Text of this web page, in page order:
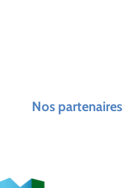
Nos partenaires